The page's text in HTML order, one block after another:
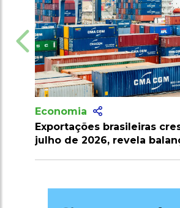
Economia
Exportações brasileiras
julho de 2026, revela